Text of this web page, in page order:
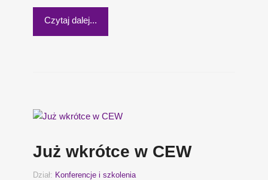
Czytaj dalej...
Już wkrótce w CEW
Dział: Konferencje i szkolenia